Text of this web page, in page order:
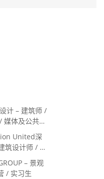
计 – 建筑师 /
体及公共关
United深
筑设计师 / 室
– 景观
/ 实习生